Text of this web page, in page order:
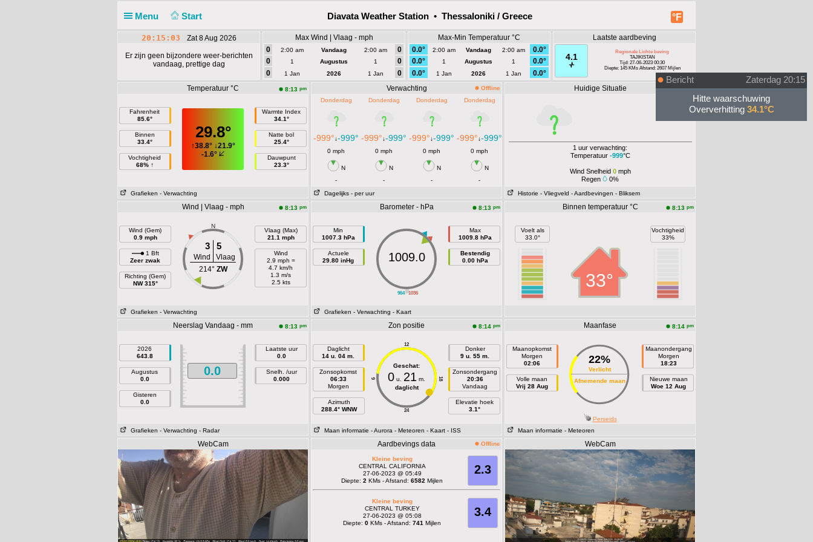
Menu Start °F
Diavata Weather Station • Thessaloniki / Greece
20:15:03 Zat 8 Aug 2026
Er zijn geen bijzondere weer-berichten
vandaag, prettige dag
Max Wind | Vlaag - mph
0
2:00 am Vandaag 2:00 am
0
0
1 Augustus 1
0
0
1 Jan 2026 1 Jan 0
Max-Min Temperatuur °C
0.0°
2:00 am Vandaag 2:00 am
0.0°
0.0°
1 Augustus 1
0.0°
0.0°
1 Jan 2026 1 Jan 0.0°
Laatste aardbeving
4.1
Regionale Lichte beving
TAJIKISTAN
Tijd: 27-06-2023 00:30
Diepte: 145 KMs Afstand: 2607 Mijlen
Temperatuur °C 8:13 pm
Fahrenheit
85.6°
Binnen
33.4°
Vochtigheid
68% ↑
29.8°
↑38.8°↓21.9°
-1.6°
Warmte Index
34.1°
Natte bol
25.4°
Dauwpunt
23.3°
Grafieken - Verwachting
Verwachting
Offline
Donderdag
Donderdag Donderdag Donderdag
-999°↓-999° -999°↓-999° -999°↓-999° -999°↓-999°
0 mph 0 mph 0 mph 0 mph
N N N
N
-
- -
-
Dagelijks - per uur
Huidige Situatie Offline
1 uur verwachting:
Temperatuur -999°C
Wind Snelheid 0mph
Regen
0%
Historie - Vliegveld - Aardbevingen - Bliksem
Wind | Vlaag - mph 8:13 pm
Wind (Gem)
0.9 mph
1 Bft
Zeer zwak
Richting (Gem)
NW 315°
N
3 5
Wind
Vlaag
214° ZW
Vlaag (Max)
21.1 mph
Wind
2.9 mph =
4.7 km/h
1.3 m/s
2.5 kts
Grafieken - Verwachting
Barometer - hPa 8:13 pm
Min
1007.3 hPa
Actuele
29.80 inHg
||
964 1036
1009.0
Max
1009.8 hPa
Bestendig
0.00 hPa
Grafieken - Verwachting - Kaart
Binnen temperatuur °C 8:13 pm
Voelt als
33.0°
33°
Vochtigheid
33%
Neerslag Vandaag - mm 8:13 pm
2026
643.8
Augustus
0.0
Gisteren
0.0
0.0
Laatste uur
0.0
Snelh. /uur
0.000
Grafieken - Verwachting - Radar
Zon positie 8:14 pm
Daglicht
14 u. 04 m.
Zonsopkomst
06:33
Morgen
Azimuth
288.4° WNW
12
24
6 18
Geschat:
0 u. 21 m.
daglicht
Donker
9 u. 55 m.
Zonsondergang
20:36
Vandaag
Elevatie hoek
3.1°
Maan informatie - Aurora - Meteoren - Kaart - ISS
Maanfase 8:14 pm
Maanopkomst
Morgen
02:06
Volle maan
Vrij 28 Aug
22%
Verlicht
Afnemende maan
Maanondergang
Morgen
18:23
Nieuwe maan
Woe 12 Aug
Perseids
Maan informatie - Meteoren
WebCam Aardbevings data Offline
2.3
Kleine beving
CENTRAL CALIFORNIA
27-06-2023 @ 05:49
Diepte: 2 KMs - Afstand: 6582 Mijlen
3.4
Kleine beving
CENTRAL TURKEY
27-06-2023 @ 05:08
Diepte: 0 KMs - Afstand: 741 Mijlen
WebCam
Bericht
Zaterdag 20:15
Hitte waarschuwing
Oververhitting 34.1°C